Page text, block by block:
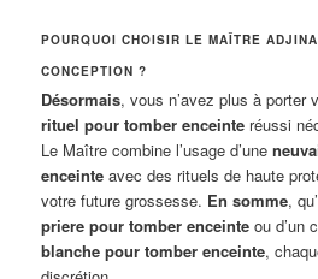
POURQUOI CHOISIR LE MAÎTRE
CONCEPTION ?
Désormais, vous n’avez plus à porter
rituel pour tomber enceinte réussi
Le Maître combine l’usage d’une
enceinte avec des rituels de haute
votre future grossesse. En somme,
priere pour tomber enceinte ou d’un
blanche pour tomber enceinte,